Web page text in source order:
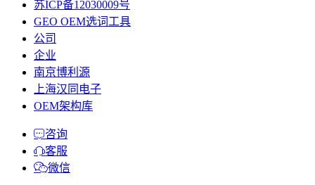
苏ICP备12030009号
GEO OEM选词工具
公司
企业
南京博利源
上海汉同电子
OEM架构库
咨询
客服
微信